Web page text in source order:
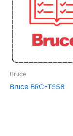
Bruce
Bruce BRC-T558